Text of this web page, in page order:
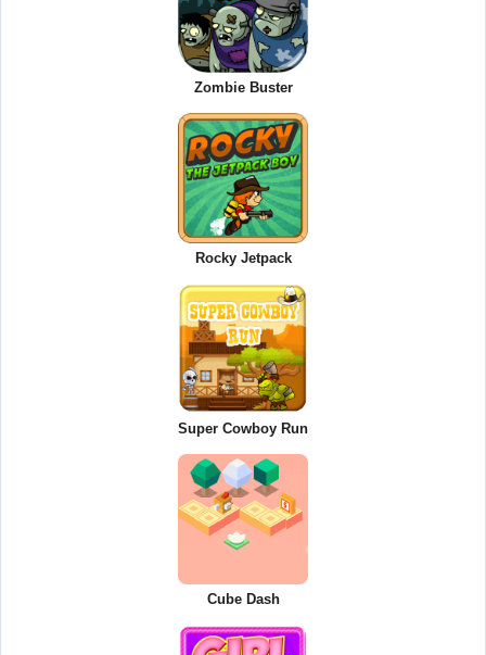
Zombie Buster
Rocky Jetpack
Super Cowboy Run
Cube Dash